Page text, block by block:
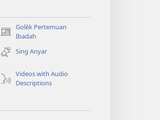
Golèk Pertemuan
Ibadah
(opens
new
window)Sing Anyar
Videos with Audio
Descriptions